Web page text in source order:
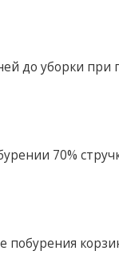
до уборки при
70%
побурения